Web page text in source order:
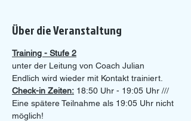
Über die Veranstaltung
Training - Stufe 2
unter der Leitung von Coach Julian
Endlich wird wieder mit Kontakt trainiert.
Check-in Zeiten: 18:50 Uhr - 19:05 Uhr ///
Eine spätere Teilnahme als 19:05 Uhr nicht
möglich!